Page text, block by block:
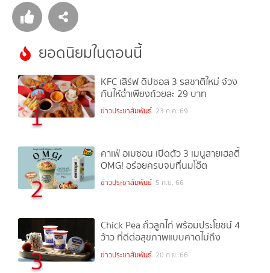
ยอดนิยมในตอนนี้
1
KFC เสิร์ฟ ดิปซอส 3 รสชาติใหม่ จ้วง
กันให้ฉ่ำเพียงถ้วยละ 29 บาท
ข่าวประชาสัมพันธ์ 23 ก.ค. 69
2
คาเฟ่ อเมซอน เปิดตัว 3 เมนูสายเฮลตี้
OMG! อร่อยครบจบที่นมโอ๊ต
ข่าวประชาสัมพันธ์ 5 ก.ย. 66
3
Chick Pea ถั่วลูกไก่ พร้อมประโยชน์ 4
ว้าว ที่ดีต่อสุขภาพแบบคาดไม่ถึง
ข่าวประชาสัมพันธ์ 20 ก.ย. 66